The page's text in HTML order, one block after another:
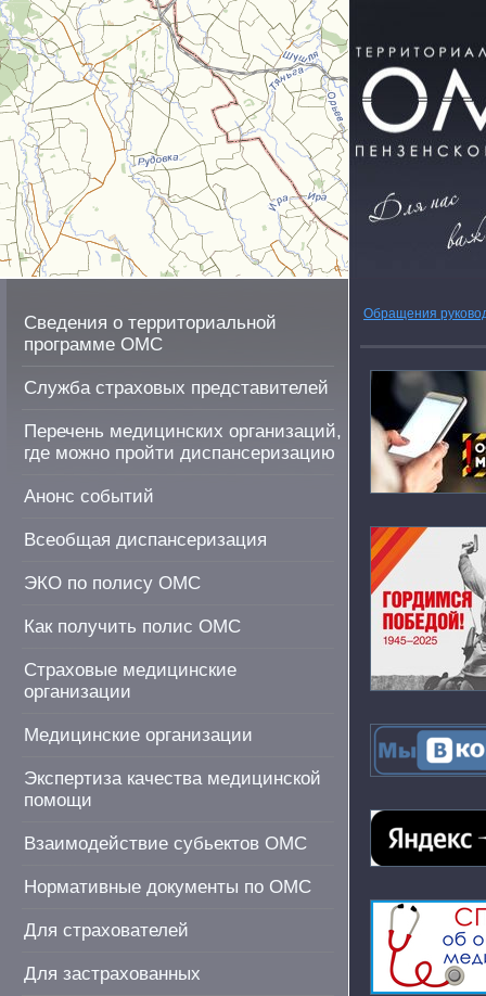
Сведения о территориальной
программе ОМС
Служба страховых представителей
Перечень медицинских организаций,
где можно пройти диспансеризацию
Анонс событий
Всеобщая диспансеризация
ЭКО по полису ОМС
Как получить полис ОМС
Страховые медицинские
организации
Медицинские организации
Экспертиза качества медицинской
помощи
Взаимодействие субьектов ОМС
Нормативные документы по ОМС
Для страхователей
Для застрахованных
Обращения